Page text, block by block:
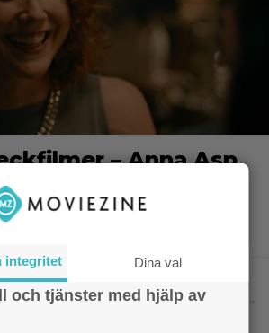
– Anna Asp
filmen blir en
MEST LÄST
integritet Dina val
och tjänster med hjälp av